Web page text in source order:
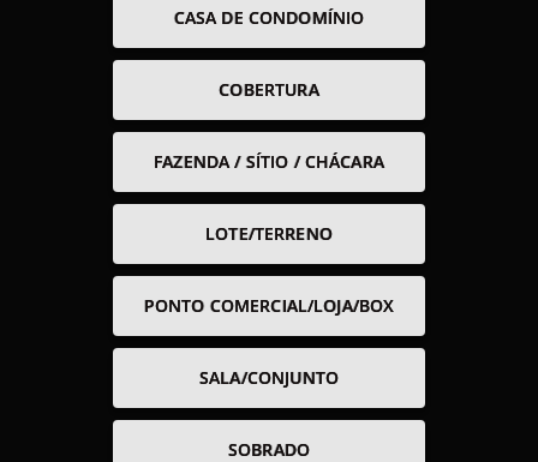
CASA DE CONDOMÍNIO
COBERTURA
FAZENDA / SÍTIO / CHÁCARA
LOTE/TERRENO
PONTO COMERCIAL/LOJA/BOX
SALA/CONJUNTO
SOBRADO